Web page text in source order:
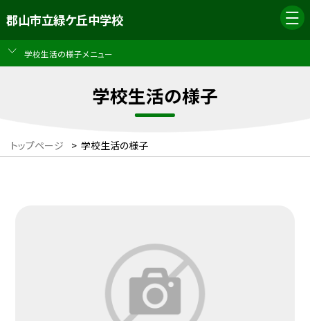
郡山市立緑ケ丘中学校
学校生活の様子メニュー
学校生活の様子
トップページ > 学校生活の様子